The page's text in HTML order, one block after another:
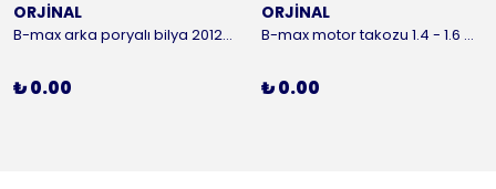
ORJİNAL
B-max arka poryalı bilya 2012-2016 ORJİNAL
₺ 0.00
ORJİNAL
B-max motor takozu 1.4 - 1.6 benzinli 2012-2016 ORJİNAL
₺ 0.00